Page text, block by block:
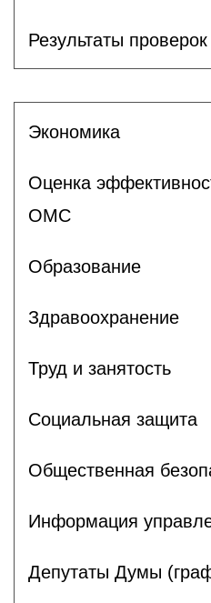
Результаты проверок
Экономика
Оценка
ОМС
Образование
Здравоохранение
Труд и занятость
Социальная защита
Общественная
Информация
Депутаты Думы